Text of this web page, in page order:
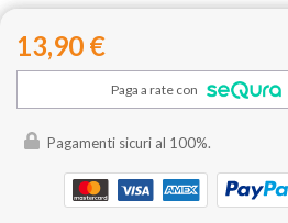
13,90 €
Paga a rate con
Pagamenti sicuri al 100%.